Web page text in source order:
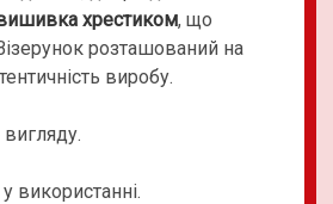
хрестиком, що
розташований на
виробу.
використанні.